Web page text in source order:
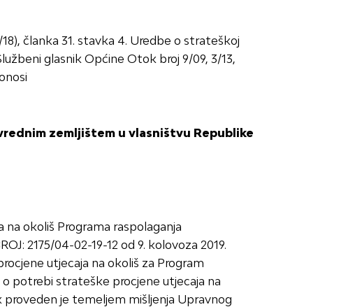
članka 31. stavka 4. Uredbe o strateškoj
glasnik Općine Otok broj 9/09, 3/13,
zemljištem u vlasništvu Republike
okoliš Programa raspolaganja
2175/04-02-19-12 od 9. kolovoza 2019.
utjecaja na okoliš za Program
potrebi strateške procjene utjecaja na
je temeljem mišljenja Upravnog